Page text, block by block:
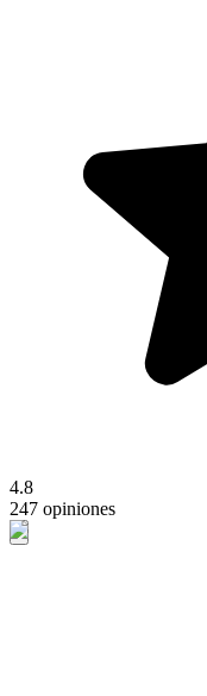
4.8
247 opiniones